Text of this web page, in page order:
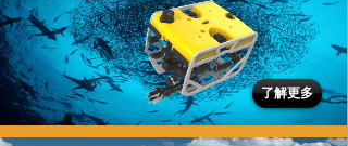
了解更多